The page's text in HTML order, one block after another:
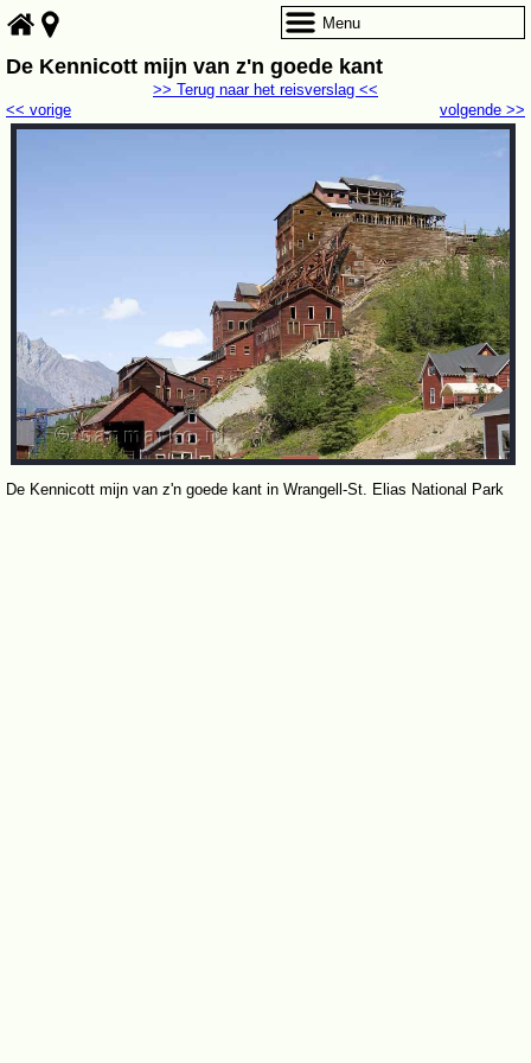
De Kennicott mijn van z'n goede kant
volgende >>
<< vorige
>> Terug naar het reisverslag <<
De Kennicott mijn van z'n goede kant in Wrangell-St. Elias National Park
Menu